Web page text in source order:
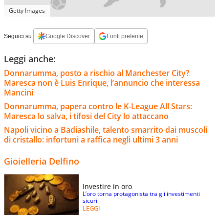
Getty Images
Seguici su: Google Discover Fonti preferite
Leggi anche:
Donnarumma, posto a rischio al Manchester City?
Maresca non è Luis Enrique, l’annuncio che interessa
Mancini
Donnarumma, papera contro le K-League All Stars:
Maresca lo salva, i tifosi del City lo attaccano
Napoli vicino a Badiashile, talento smarrito dai muscoli
di cristallo: infortuni a raffica negli ultimi 3 anni
Gioielleria Delfino
Investire in oro
L’oro torna protagonista tra gli investimenti
sicuri
LEGGI